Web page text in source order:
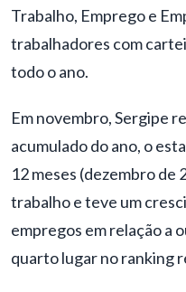
Trabalho, Emprego e
trabalhadores com
todo o ano.
Em novembro, Sergipe
acumulado do ano, o
12 meses (dezembro de
trabalho e teve um
empregos em relação a
quarto lugar no ranking